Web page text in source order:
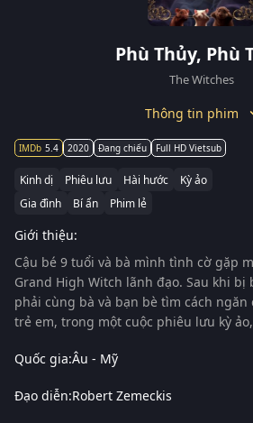
Phù Thủy, Phù
The Witches
Thông tin phim
5.4 2020 Đang chiếu Full HD Vietsub
Kinh dị Phiêu lưu Hài hước
Kỳ ảo
Gia đình
Bí ẩn Phim lẻ
Giới thiệu:
Cậu bé 9 tuổi và bà mình tình cờ gặp
Grand High Witch lãnh đạo. Sau khi
phải cùng bà và bạn bè tìm cách
trẻ em, trong một cuộc phiêu lưu kỳ
Quốc gia:Âu - Mỹ
Đạo diễn:Robert Zemeckis